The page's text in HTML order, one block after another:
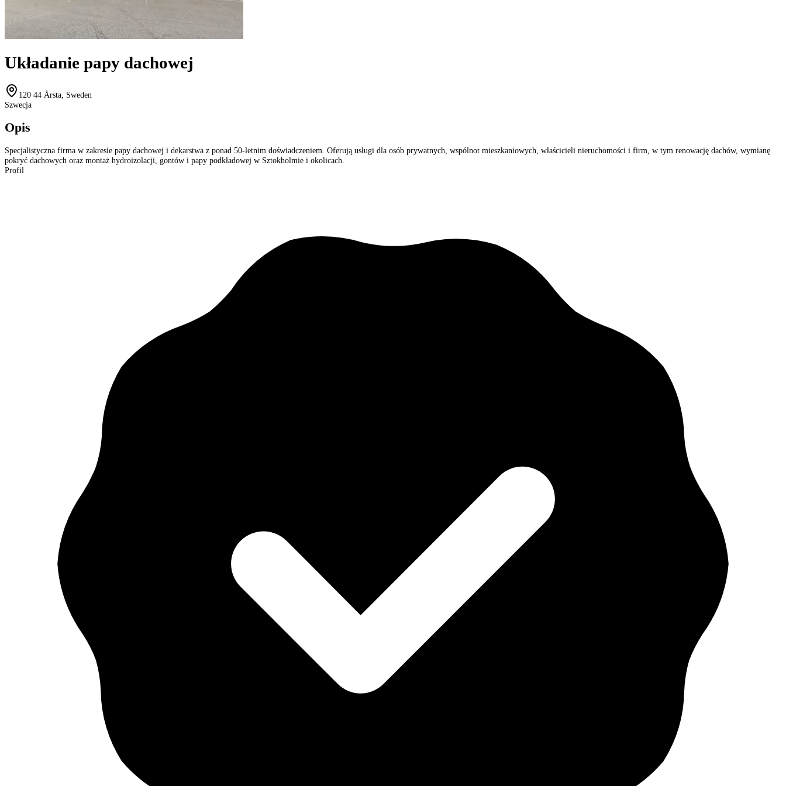
Układanie papy dachowej
120 44 Årsta, Sweden
Szwecja
Opis
Specjalistyczna firma w zakresie papy dachowej i dekarstwa z ponad 50-letnim doświadczeniem. Oferują usługi dla osób prywatnych, wspólnot mieszkaniowych, właścicieli nieruchomości i firm, w tym renowację dachów, wymianę
pokryć dachowych oraz montaż hydroizolacji, gontów i papy podkładowej w Sztokholmie i okolicach.
Profil